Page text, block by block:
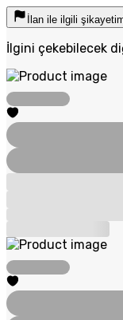
İlan ile ilgili
İlgini çekebilecek